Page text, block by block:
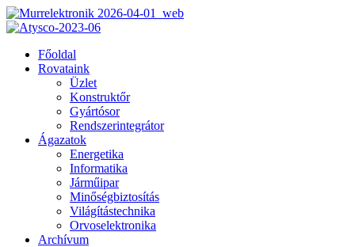
Főoldal
Rovataink
Üzlet
Konstruktőr
Gyártósor
Rendszerintegrátor
Ágazatok
Energetika
Informatika
Járműipar
Minőségbiztosítás
Világítástechnika
Orvoselektronika
Archívum